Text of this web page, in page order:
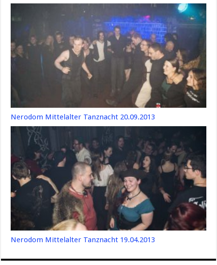
Nerodom Mittelalter Tanznacht 20.09.2013
Nerodom Mittelalter Tanznacht 19.04.2013